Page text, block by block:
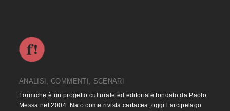
ANALISI, COMMENTI, SCENARI
Formiche è un progetto culturale ed editoriale fondato da Paolo
Messa nel 2004. Nato come rivista cartacea, oggi l’arcipelago